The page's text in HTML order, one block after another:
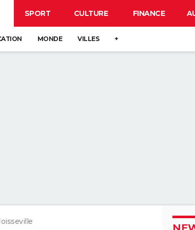
SPORT CULTURE FINANCE
MONDE VILLES +